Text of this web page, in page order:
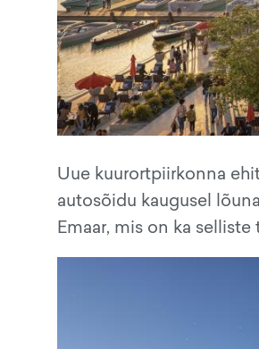
Uue kuurortpiirkonna
autosõidu kaugusel
Emaar, mis on ka